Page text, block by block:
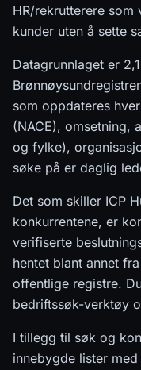
HR/rekrutterere som
kunder uten å sette
Datagrunnlaget er
som oppdateres
(NACE), omsetning,
og fylke),
søke på er daglig
Det som skiller ICP
konkurrentene, er
verifiserte
hentet blant annet
offentlige registre.
bedriftssøk-verktøy
I tillegg til søk og
innebygde lister